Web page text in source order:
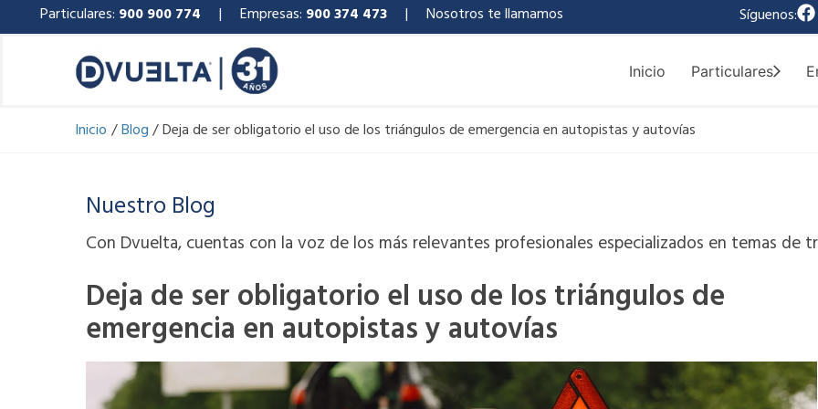
al
Particulares: 900 900 774 | Empresas: 900 374 473| Nosotros te llamamos Síguenos: F
a
e
b
Inicio Particulares
Inicio Blog Deja de ser obligatorio el uso de los triángulos de emergencia en autopistas y autovías
Nuestro Blog
Con Dvuelta, cuentas con la voz de los más relevantes profesionales especializados en temas de
Deja de ser obligatorio el uso de los triángulos de
emergencia en autopistas y autovías